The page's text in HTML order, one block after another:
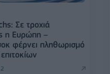
Σε τροχιά
η Ευρώπη –
φέρνει πληθωρισμό